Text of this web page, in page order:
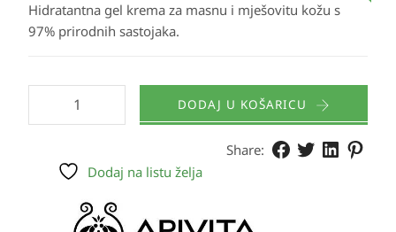
Hidratantna gel krema za masnu i mješovitu kožu s
97% prirodnih sastojaka.
DODAJ U KOŠARICU
Share:
Dodaj na listu želja